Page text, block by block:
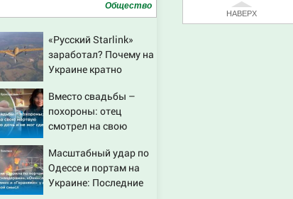
НАВЕРХ
Общество
«Русский Starlink»
заработал? Почему на
Украине кратно
попаданий по
объектам ВСУ
Вместо свадьбы –
похороны: отец
смотрел на свою
дочь и не мог
сдержать слезы
Масштабный удар по
Одессе и портам на
Украине: Последние